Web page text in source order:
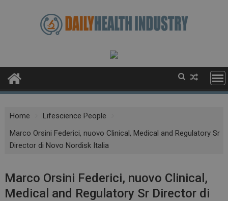
Home
Lifescience People
Marco Orsini Federici, nuovo Clinical, Medical and Regulatory Sr
Director di Novo Nordisk Italia
Marco Orsini Federici, nuovo Clinical,
Medical and Regulatory Sr Director di